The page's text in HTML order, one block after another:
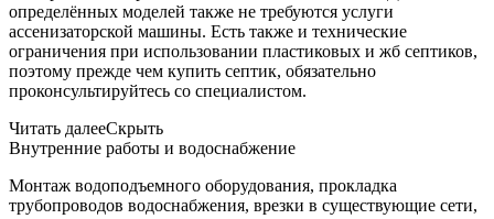
определённых моделей также не требуются услуги
ассенизаторской машины. Есть также и технические
ограничения при использовании пластиковых и жб септиков,
поэтому прежде чем купить септик, обязательно
проконсультируйтесь со специалистом.
Читать далееСкрыть
Внутренние работы и водоснабжение
Монтаж водоподъемного оборудования, прокладка
трубопроводов водоснабжения, врезки в существующие сети,